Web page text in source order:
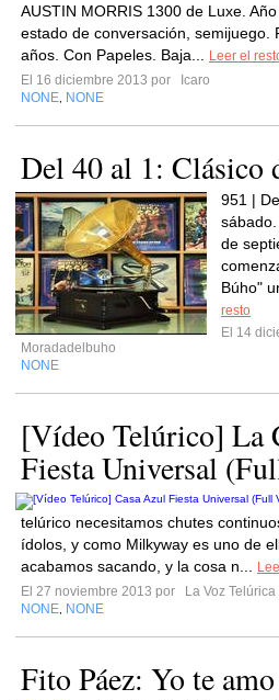
AUSTIN MORRIS 1300 de Luxe.
estado de conversación, semijuego.
años. Con Papeles. Baja...
Leer el
El 16 diciembre 2013 por
Icaro
NONE NONE
Del 40 al 1: Clásico
951 |
de
Búho"
resto
El 14
Moradadelbuho
NONE
[Vídeo Telúrico] La
Fiesta Universal
telúrico necesitamos chutes
ídolos, y como Milkyway es uno de
acabamos sacando, y la cosa n...
El 27 noviembre 2013 por
La Voz Telúrica
NONE NONE
Fito Páez: Yo te amo